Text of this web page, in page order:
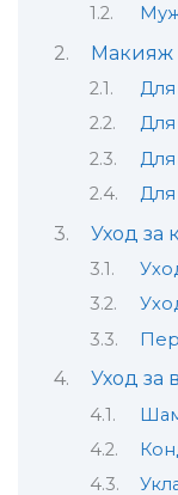
Макияж
Для
Для
Для
Для
Уход за
Уход за